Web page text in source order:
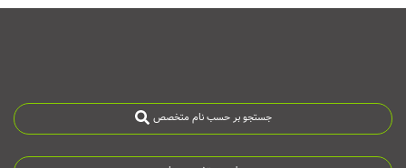
جستجو بر حسب نام متخصص